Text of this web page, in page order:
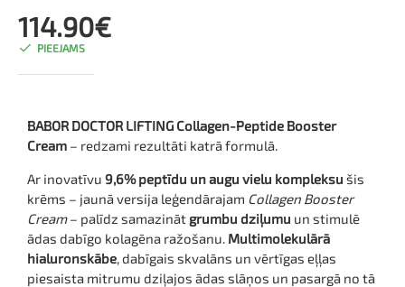
114.90€
PIEEJAMS
BABOR DOCTOR LIFTING Collagen-Peptide Booster
Cream – redzami rezultāti katrā formulā.
Ar inovatīvu 9,6% peptīdu un augu vielu kompleksu šis
krēms – jaunā versija leģendārajam Collagen Booster
Cream– palīdz samazināt grumbu dziļumu un stimulē
ādas dabīgo kolagēna ražošanu. Multimolekulārā
hialuronskābe, dabīgais skvalāns un vērtīgas eļļas
piesaista mitrumu dziļajos ādas slāņos un pasargā no tā